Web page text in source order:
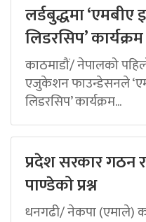
लर्डबुद्धमा
लिडरसिप’
काठमाडौं/ नेपालको
एजुकेशन फाउन्डेसनले
लिडरसिप’ कार्यक्रम...
प्रदेश सरकार गठन
पाण्डेको प्रश्न
धनगढी/ नेकपा (एमाले)